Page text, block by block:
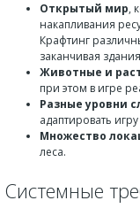
Открытый мир,
накапливания
Крафтинг
заканчивая
Животные и
при этом в игре
Разные уровни
адаптировать
Множество
леса.
Системные